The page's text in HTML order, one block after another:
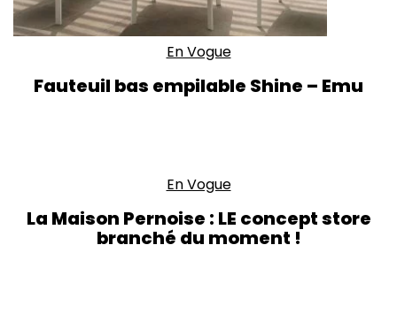
En Vogue
Fauteuil bas empilable Shine – Emu
En Vogue
La Maison Pernoise : LE concept store
branché du moment !